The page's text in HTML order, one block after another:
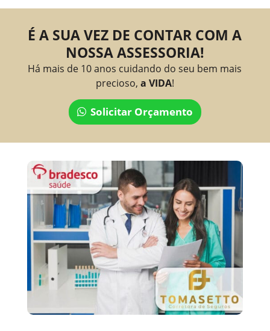
É A SUA VEZ DE CONTAR COM A
NOSSA ASSESSORIA!
Há mais de 10 anos cuidando do seu bem mais
precioso, a VIDA!
Solicitar Orçamento